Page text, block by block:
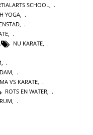
SCHOOL
YOGA
NU KARATE
,
VS KARATE,
ROTS EN WATER,
,